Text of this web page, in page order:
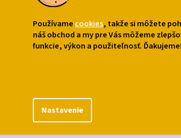
Používame cookies, takže si môžete
náš obchod a my pre Vás môžeme
funkcie, výkon a použiteľnosť.
Nastavenie
Podrobný popis
Keramický držiak na kuchynskú hubku s dvoma